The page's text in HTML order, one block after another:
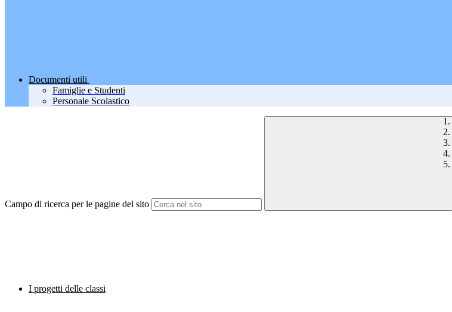
Documenti utili
Famiglie e Studenti
Personale Scolastico
Campo di ricerca per le pagine del sito
I progetti delle classi